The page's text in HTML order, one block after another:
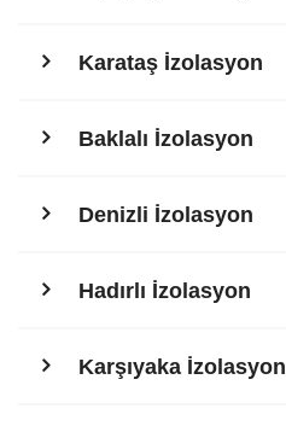
Karataş İzolasyon
Baklalı İzolasyon
Denizli İzolasyon
Hadırlı İzolasyon
Karşıyaka İzolasyon